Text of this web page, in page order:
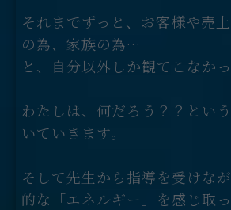
それまでずっと、お客様や売
の為、家族の為…
と、自分以外しか観てこなか
わたしは、何だろう？？とい
いていきます。
そして先生から指導を受けな
的な「エネルギー」を感じ取っ